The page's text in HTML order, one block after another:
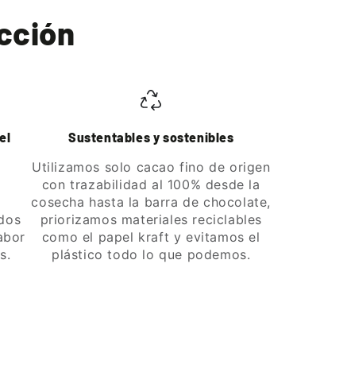
Sustentables y sostenibles
Utilizamos solo cacao fino de origen
con trazabilidad al 100% desde la
cosecha hasta la barra de chocolate,
priorizamos materiales reciclables
como el papel kraft y evitamos el
plástico todo lo que podemos.